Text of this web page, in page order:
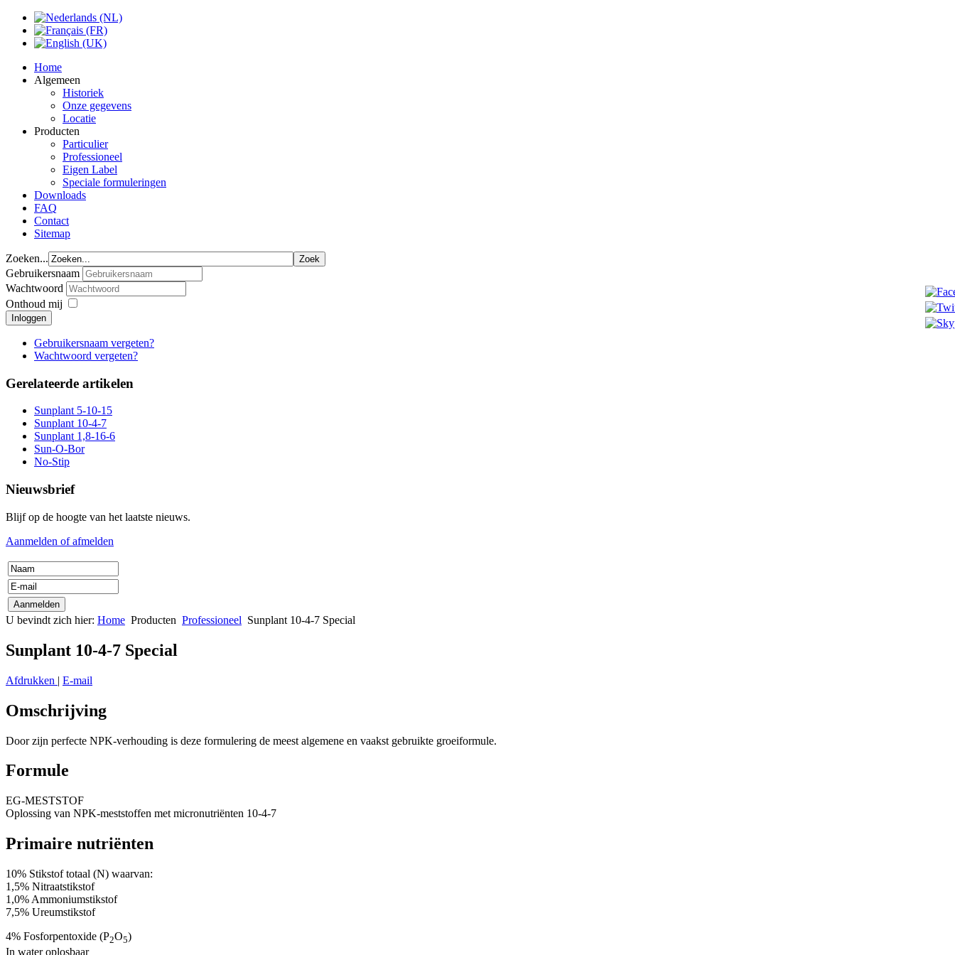
Home
Algemeen
Historiek
Onze gegevens
Locatie
Producten
Particulier
Professioneel
Eigen Label
Speciale formuleringen
Downloads
FAQ
Contact
Sitemap
Zoeken...
Gebruikersnaam
Wachtwoord
Onthoud mij
Inloggen
Gebruikersnaam vergeten?
Wachtwoord vergeten?
Gerelateerde artikelen
Sunplant 5-10-15
Sunplant 10-4-7
Sunplant 1,8-16-6
Sun-O-Bor
No-Stip
Nieuwsbrief
Blijf op de hoogte van het laatste nieuws.
Aanmelden of afmelden
U bevindt zich hier: Home Producten Professioneel Sunplant 10-4-7 Special
Sunplant 10-4-7 Special
Afdrukken | E-mail
Omschrijving
Door zijn perfecte NPK-verhouding is deze formulering de meest algemene en vaakst gebruikte groeiformule.
Formule
EG-MESTSTOF
Oplossing van NPK-meststoffen met micronutriënten 10-4-7
Primaire nutriënten
10% Stikstof totaal (N) waarvan:
1,5% Nitraatstikstof
1,0% Ammoniumstikstof
7,5% Ureumstikstof
4% Fosforpentoxide (P2O5)
In water oplosbaar